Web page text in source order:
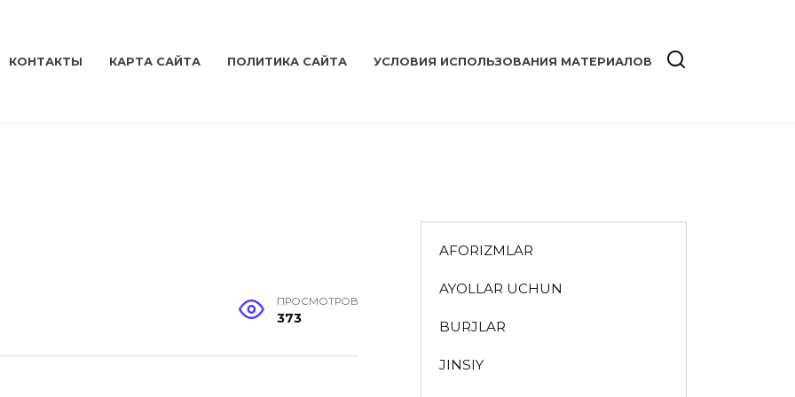
КОНТАКТЫ КАРТА САЙТА ПОЛИТИКА САЙТА УСЛОВИЯ ИСПОЛЬЗОВАНИЯ МАТЕРИАЛОВ
ПРОСМОТРОВ
373
AFORIZMLAR
AYOLLAR UCHUN
BURJLAR
JINSIY